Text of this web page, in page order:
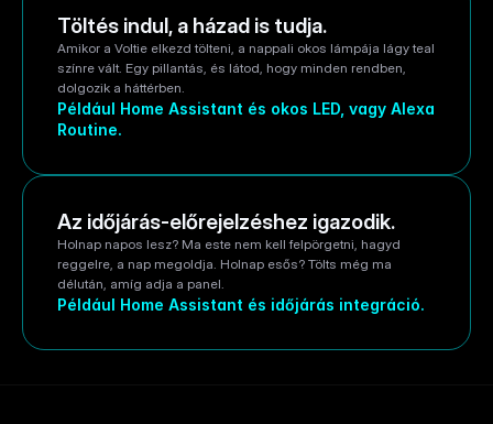
Töltés indul, a házad is tudja.
Amikor a Voltie elkezd tölteni, a nappali okos lámpája lágy teal
színre vált. Egy pillantás, és látod, hogy minden rendben,
dolgozik a háttérben.
Például Home Assistant és okos LED, vagy Alexa
Routine.
Az időjárás-előrejelzéshez igazodik.
Holnap napos lesz? Ma este nem kell felpörgetni, hagyd
reggelre, a nap megoldja. Holnap esős? Tölts még ma
délután, amíg adja a panel.
Például Home Assistant és időjárás integráció.